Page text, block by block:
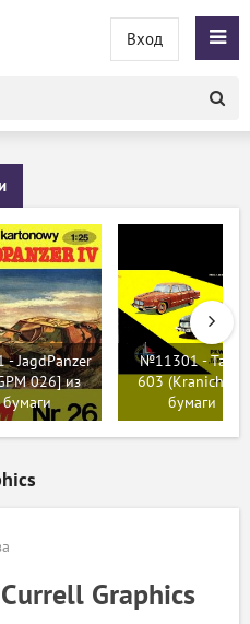
Вход
JagdPanzer
026] из
бумаги
№11301 - Tatra
603 (Kranich) из
бумаги
Graphics